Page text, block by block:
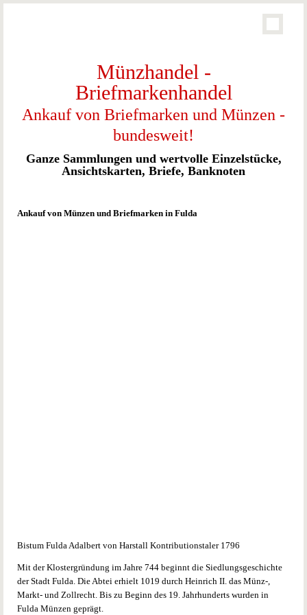
Münzhandel -
Briefmarkenhandel
Ankauf von Briefmarken und Münzen -
bundesweit!
Ganze Sammlungen und wertvolle Einzelstücke,
Ansichtskarten, Briefe, Banknoten
Ankauf von Münzen und Briefmarken in Fulda
Bistum Fulda Adalbert von Harstall Kontributionstaler 1796
Mit der Klostergründung im Jahre 744 beginnt die Siedlungsgeschichte
der Stadt Fulda. Die Abtei erhielt 1019 durch Heinrich II. das Münz-,
Markt- und Zollrecht. Bis zu Beginn des 19. Jahrhunderts wurden in
Fulda Münzen geprägt.